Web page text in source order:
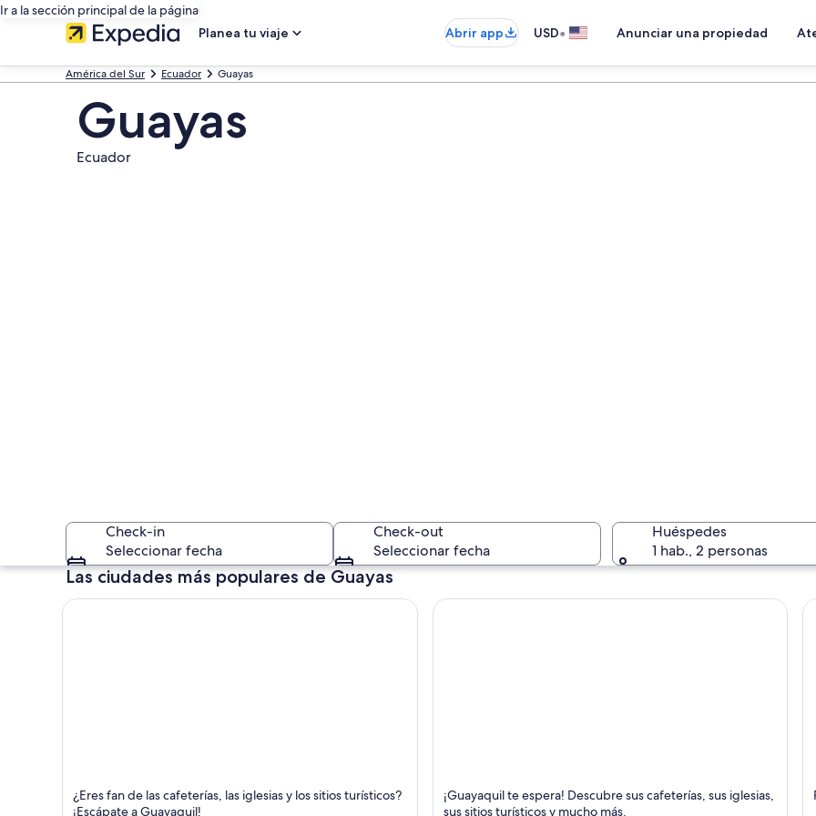
Ir a la sección principal de la página
Planea tu viaje
Abrir app USD• Anunciar una propiedad
América del Sur Ecuador Guayas
Guayas
Ecuador
Un
Check-in
Seleccionar fecha
Check-out
Seleccionar fecha
Huéspedes
1 hab., 2 personas
Las ciudades más populares de Guayas
Guayaquil
Compras, Paseos a pie y Negocios
¿Eres fan de las cafeterías, las iglesias y los sitios turísticos?
¡Escápate a Guayaquil!
Guayaquil
Compras, Paseos a pie y Negocios
¡Guayaquil te espera! Descubre sus cafeterías, sus iglesias,
sus sitios turísticos y mucho más.